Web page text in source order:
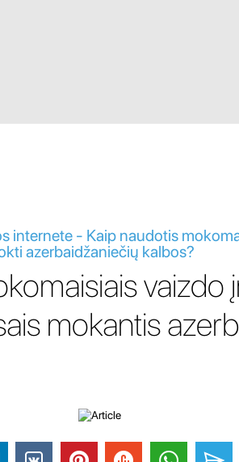
internete - Kaip naudotis
azerbaidžaniečių kalbos?
vaizdo
mokantis